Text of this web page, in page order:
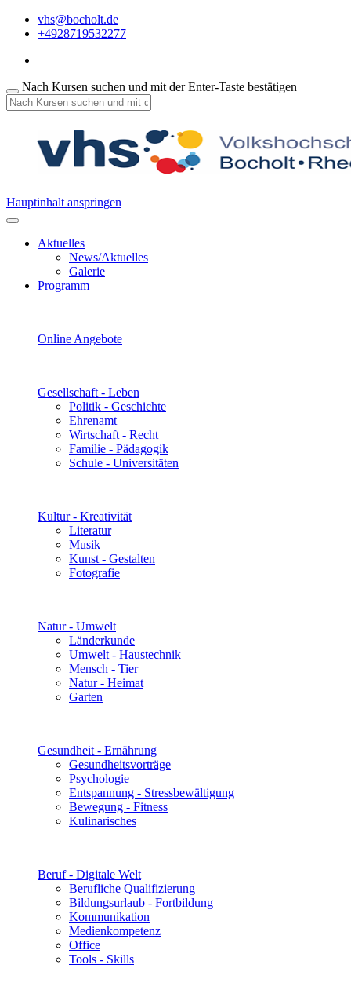
vhs@bocholt.de
+4928719532277
Nach Kursen suchen und mit der Enter-Taste bestätigen
Hauptinhalt anspringen
Aktuelles
News/Aktuelles
Galerie
Programm
Online Angebote
Gesellschaft - Leben
Politik - Geschichte
Ehrenamt
Wirtschaft - Recht
Familie - Pädagogik
Schule - Universitäten
Kultur - Kreativität
Literatur
Musik
Kunst - Gestalten
Fotografie
Natur - Umwelt
Länderkunde
Umwelt - Haustechnik
Mensch - Tier
Natur - Heimat
Garten
Gesundheit - Ernährung
Gesundheitsvorträge
Psychologie
Entspannung - Stressbewältigung
Bewegung - Fitness
Kulinarisches
Beruf - Digitale Welt
Berufliche Qualifizierung
Bildungsurlaub - Fortbildung
Kommunikation
Medienkompetenz
Office
Tools - Skills